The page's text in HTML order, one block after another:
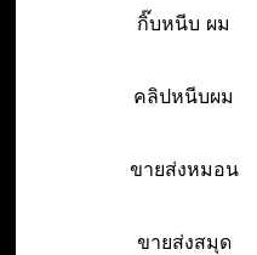
กิ๊บหนีบ ผม
คลิปหนีบผม
ขายส่งหมอน
ขายส่งสมุด